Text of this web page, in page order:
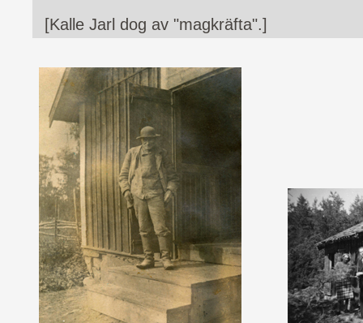
[Kalle Jarl dog av "magkräfta".]